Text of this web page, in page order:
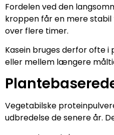
Fordelen ved den
kroppen får en mere
over flere timer.
Kasein bruges derfor ofte
eller mellem længere
Vegetabilske
udbredelse de senere år.